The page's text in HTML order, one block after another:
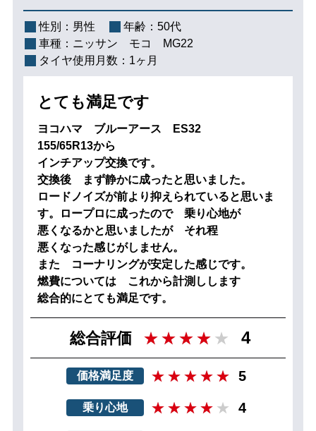
性別： 男性 年齢： 50代
車種： ニッサン モコ MG22
タイヤ使用月数： 1ヶ月
とても満足です
ヨコハマ ブルーアース ES32
155/65R13から
インチアップ交換です。
交換後 まず静かに成ったと思いました。
ロードノイズが前より抑えられていると思いま
す。ロープロに成ったので 乗り心地が
悪くなるかと思いましたが それ程
悪くなった感じがしません。
また コーナリングが安定した感じです。
燃費については これから計測しします
総合的にとても満足です。
総合評価 4
価格満足度 5
乗り心地 4